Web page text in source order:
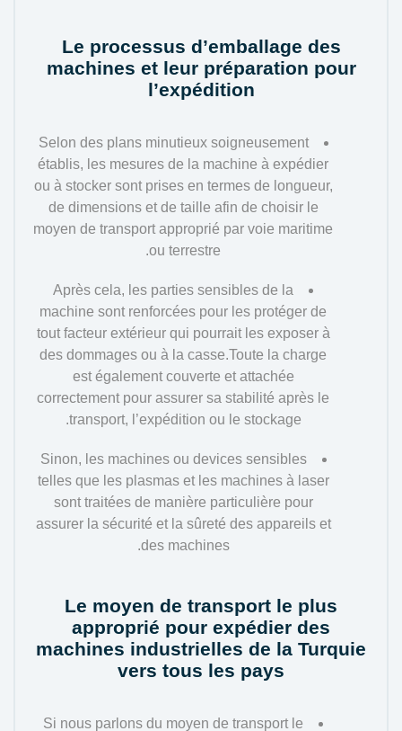
Le processus d’emballage des
machines et leur préparation pour
l’expédition
Selon des plans minutieux soigneusement
établis, les mesures de la machine à expédier
ou à stocker sont prises en termes de longueur,
de dimensions et de taille afin de choisir le
moyen de transport approprié par voie maritime
ou terrestre.
Après cela, les parties sensibles de la
machine sont renforcées pour les protéger de
tout facteur extérieur qui pourrait les exposer à
des dommages ou à la casse.Toute la charge
est également couverte et attachée
correctement pour assurer sa stabilité après le
transport, l’expédition ou le stockage.
Sinon, les machines ou devices sensibles
telles que les plasmas et les machines à laser
sont traitées de manière particulière pour
assurer la sécurité et la sûreté des appareils et
des machines.
Le moyen de transport le plus
approprié pour expédier des
machines industrielles de la Turquie
vers tous les pays
Si nous parlons du moyen de transport le